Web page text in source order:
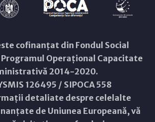
cofinanțat din Fondul Social
Programul Operațional Capacitate
2014-2020.
126495 / SIPOCA 558
detaliate despre celelalte
de Uniunea Europeană, vă